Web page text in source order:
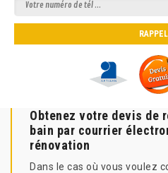
Obtenez votre devis de
bain par courrier
rénovation
Dans le cas où vous voulez